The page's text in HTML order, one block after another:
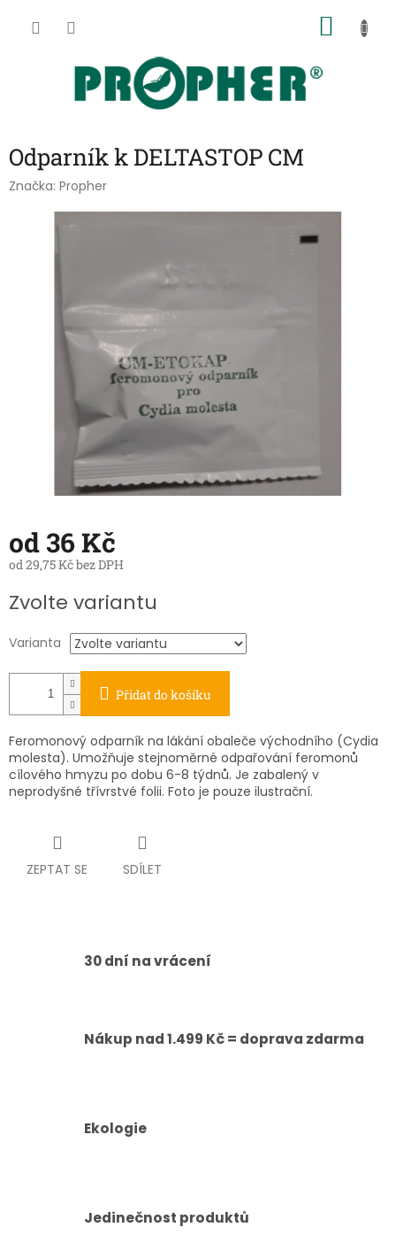
Odparník k DELTASTOP CM
Značka: Propher
od36 Kč
od29,75 Kčbez DPH
cena:
Zvolte variantu
Varianta
Přidat do košíku
Feromonový odparník na lákání obaleče východního (Cydia
molesta). Umožňuje stejnoměrné odpařování feromonů
cílového hmyzu po dobu 6-8 týdnů. Je zabalený v
neprodyšné třívrstvé folii. Foto je pouze ilustrační.
ZEPTAT SE SDÍLET
30 dní na vrácení
Nákup nad 1.499 Kč = doprava zdarma
Ekologie
Jedinečnost produktů